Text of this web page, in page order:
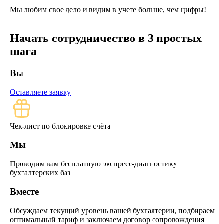
Мы любим свое дело и видим в учете больше, чем цифры!
Начать сотрудничество в 3 простых
шага
Вы
Оставляете заявку
Чек-лист по блокировке счёта
Мы
Проводим вам бесплатную экспресс-диагностику
бухгалтерских баз
Вместе
Обсуждаем текущий уровень вашей бухгалтерии, подбираем
оптимальный тариф и заключаем договор сопровождения